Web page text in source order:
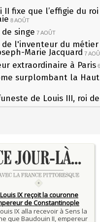
II fixe que l’effigie du
8 AOÛT
singe 7 AOÛT
de l'inventeur du
Marie Jacquard 7
extraordinaire à Paris
surplombant la
de Louis III, roi
Fontaine : réouverture
est nommé
III est poignardé à
moine jacobin 1ER AOÛT
de François
pas mousse
bien
à qui sait attendre
janvier 1544, mort le 5